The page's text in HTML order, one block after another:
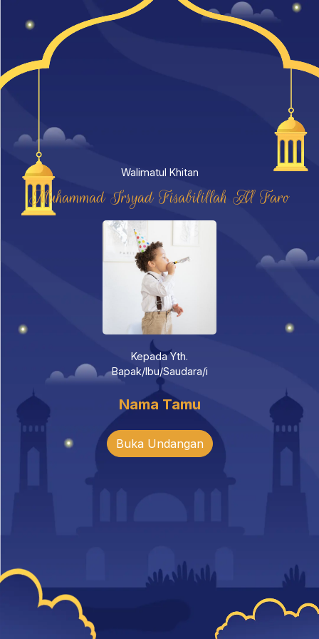
Walimatul Khitan
Muhammad Irsyad Fisabilillah Al Faro
Kepada Yth.
Bapak/Ibu/Saudara/i
Nama Tamu
Buka Undangan